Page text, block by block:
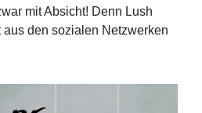
mit Absicht! Denn Lush
den sozialen Netzwerken